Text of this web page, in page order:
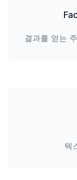
결과를 얻는
텍